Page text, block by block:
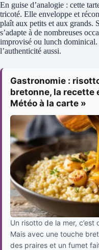
En guise d’analogie : cette
tricoté. Elle enveloppe et
plaît aux petits et aux grands.
s’adapte à de nombreuses
improvisé ou lunch
l’authenticité aussi.
Gastronomie :
bretonne, la recette
Météo à la carte »
Un risotto de la mer,
Mais avec une touche
des praires et un fumet